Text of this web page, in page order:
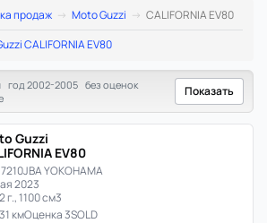
продаж Moto Guzzi
CALIFORNIA EV80
CALIFORNIA EV80
год 2002-2005 без оценок
Показать
Guzzi
EV80
JBA YOKOHAMA
2023
г., 1100 см3
кмОценка 3SOLD